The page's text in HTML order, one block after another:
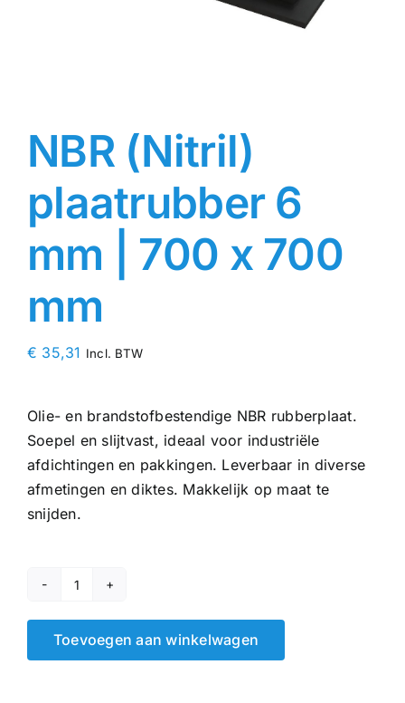
Winkelmand
NBR (Nitril)
plaatrubber 6
mm | 700 x 700
mm
€ 35,31 Incl. BTW
Olie- en brandstofbestendige NBR rubberplaat.
Soepel en slijtvast, ideaal voor industriële
afdichtingen en pakkingen. Leverbaar in diverse
afmetingen en diktes. Makkelijk op maat te
snijden.
NBR
(Nitril)
plaatrubber
Toevoegen aan winkelwagen